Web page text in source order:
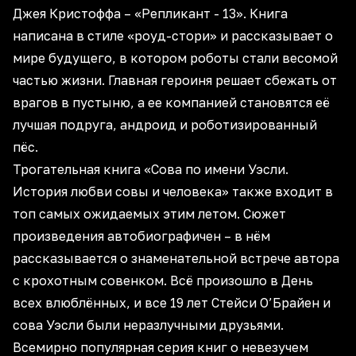
Джея Кристоффа – «Репликант - 13». Книга
написана в стиле «роуд-стори» и рассказывает о
мире будущего, в котором роботы стали весомой
частью жизни. Главная героиня решает сбежать от
врагов в пустыню, а ее компанией становятся её
лучшая подруга, андроид и роботизированный
пёс.
Трогательная книга «Сова по имени Уэсли.
История любви совы и человека» также входит в
топ самых ожидаемых этим летом. Сюжет
произведения автобиографичен – в нём
рассказывается о знаменательной встрече автора
с крохотным совенком. Всё произошло в День
всех влюблённых, и все 19 лет Стейси О’Брайен и
сова Уэсли были неразлучными друзьями.
Всемирно популярная серия книг о невезучем